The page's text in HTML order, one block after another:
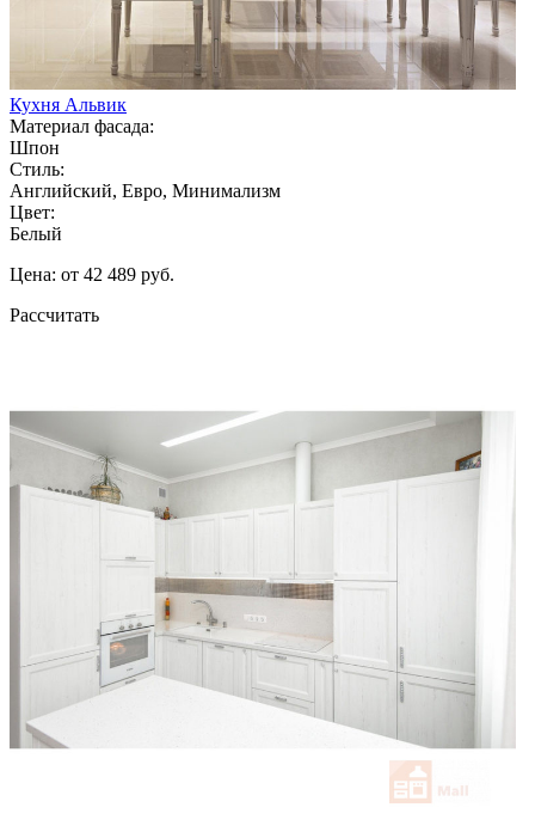
Кухня Альвик
Материал фасада:
Шпон
Стиль:
Английский, Евро, Минимализм
Цвет:
Белый
Цена: от 42 489 руб.
Рассчитать